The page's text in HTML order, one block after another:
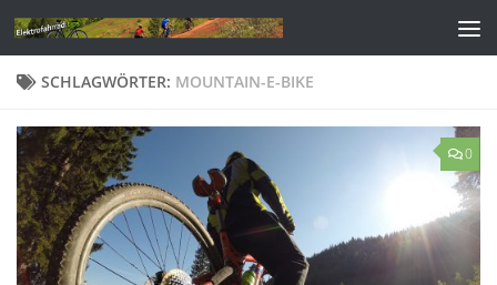
Zum Inhalt springen
SCHLAGWÖRTER: MOUNTAIN-E-BIKE
0